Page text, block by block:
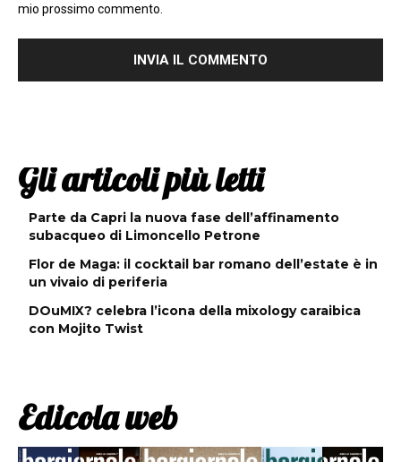
mio prossimo commento.
Gli articoli più letti
Parte da Capri la nuova fase dell’affinamento
subacqueo di Limoncello Petrone
Flor de Maga: il cocktail bar romano dell’estate è in
un vivaio di periferia
DOuMIX? celebra l’icona della mixology caraibica
con Mojito Twist
Edicola web